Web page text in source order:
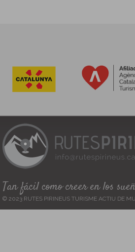
Tan fácil como creer en los
© 2023 RUTES PIRINEUS TURISME ACTIU DE